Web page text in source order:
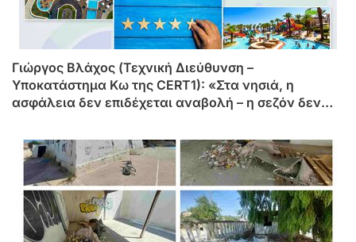
Γιώργος Βλάχος (Τεχνική Διεύθυνση –
Υποκατάστημα Κω της CERT1): «Στα νησιά, η
ασφάλεια δεν επιδέχεται αναβολή – η σεζόν δεν